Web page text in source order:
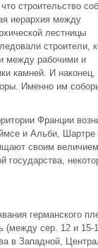
строительство
иерархия между
лестницы
строители,
между рабочими и
камней. И наконец,
Именно им
Франции
и Альби, Шартре
своим
государства,
германского
(между сер. 12 и 15-
в Западной,